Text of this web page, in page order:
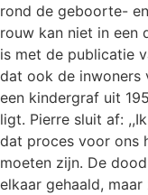
rond de geboorte-
rouw kan niet in een
is met de publicatie
dat ook de inwoners
een kindergraf uit
ligt. Pierre sluit af:
dat proces voor ons
moeten zijn. De
elkaar gehaald,